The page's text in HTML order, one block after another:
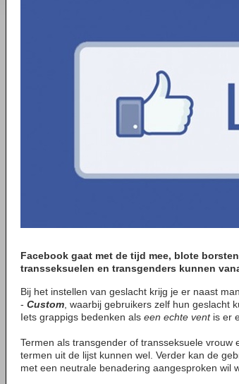
Facebook gaat met de tijd mee, blote
transseksuelen en transgenders kunnen
Bij het instellen van geslacht krijg je er naast
- Custom , waarbij gebruikers zelf hun geslacht
Iets grappigs bedenken als een echte ventis er
Termen als transgender of transseksuele
termen uit de lijst kunnen wel. Verder kan de
met een neutrale benadering aangesproken wil